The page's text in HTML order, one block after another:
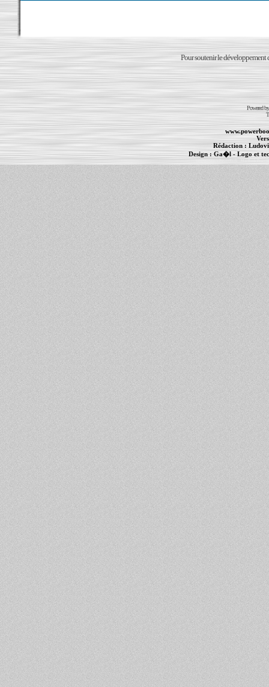
Pour soutenir le développement
Powered
Rédaction :
Design : Ga�l- Logo et